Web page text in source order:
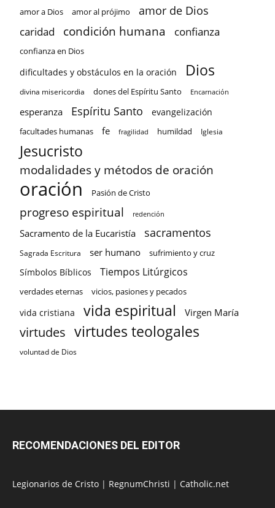
amor a Dios amor al prójimo amor de Dios
caridad condición humana confianza
confianza en Dios
dificultades y obstáculos en la oración Dios
divina misericordia dones del Espíritu Santo Encarnación
esperanza Espíritu Santo evangelización
facultades humanas fe fragilidad humildad Iglesia
Jesucristo
modalidades y métodos de oración
oración Pasión de Cristo
progreso espiritual redención
Sacramento de la Eucaristía sacramentos
Sagrada Escritura ser humano sufrimiento y cruz
Símbolos Bíblicos Tiempos Litúrgicos
verdades eternas vicios, pasiones y pecados
vida cristiana vida espiritual Virgen María
virtudes virtudes teologales
voluntad de Dios
RECOMENDACIONES DEL EDITOR
Legionarios de Cristo | RegnumChristi | Catholic.net